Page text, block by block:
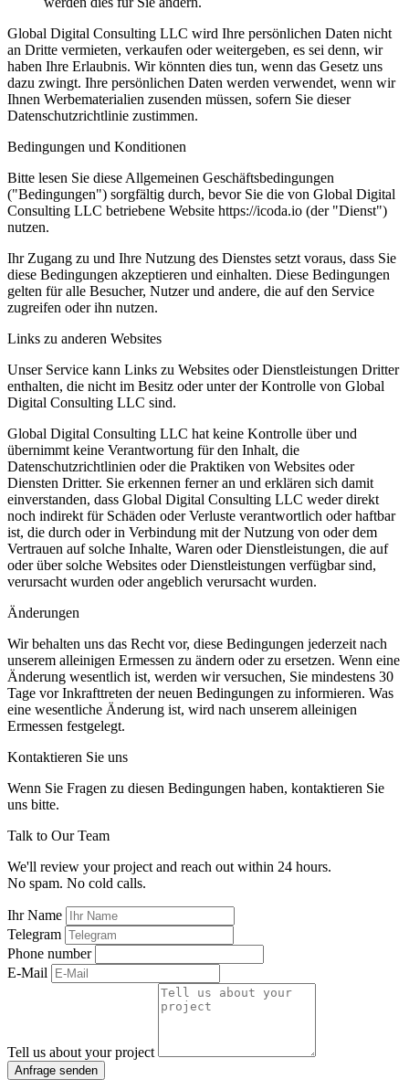
Global Digital Consulting LLC wird Ihre persönlichen Daten nicht
an Dritte vermieten, verkaufen oder weitergeben, es sei denn, wir
haben Ihre Erlaubnis. Wir könnten dies tun, wenn das Gesetz uns
dazu zwingt. Ihre persönlichen Daten werden verwendet, wenn wir
Ihnen Werbematerialien zusenden müssen, sofern Sie dieser
Datenschutzrichtlinie zustimmen.
Bedingungen und Konditionen
Bitte lesen Sie diese Allgemeinen Geschäftsbedingungen
("Bedingungen") sorgfältig durch, bevor Sie die von Global Digital
Consulting LLC betriebene Website https://icoda.io (der "Dienst")
nutzen.
Ihr Zugang zu und Ihre Nutzung des Dienstes setzt voraus, dass Sie
diese Bedingungen akzeptieren und einhalten. Diese Bedingungen
gelten für alle Besucher, Nutzer und andere, die auf den Service
zugreifen oder ihn nutzen.
Links zu anderen Websites
Unser Service kann Links zu Websites oder Dienstleistungen Dritter
enthalten, die nicht im Besitz oder unter der Kontrolle von Global
Digital Consulting LLC sind.
Global Digital Consulting LLC hat keine Kontrolle über und
übernimmt keine Verantwortung für den Inhalt, die
Datenschutzrichtlinien oder die Praktiken von Websites oder
Diensten Dritter. Sie erkennen ferner an und erklären sich damit
einverstanden, dass Global Digital Consulting LLC weder direkt
noch indirekt für Schäden oder Verluste verantwortlich oder haftbar
ist, die durch oder in Verbindung mit der Nutzung von oder dem
Vertrauen auf solche Inhalte, Waren oder Dienstleistungen, die auf
oder über solche Websites oder Dienstleistungen verfügbar sind,
verursacht wurden oder angeblich verursacht wurden.
Änderungen
Wir behalten uns das Recht vor, diese Bedingungen jederzeit nach
unserem alleinigen Ermessen zu ändern oder zu ersetzen. Wenn eine
Änderung wesentlich ist, werden wir versuchen, Sie mindestens 30
Tage vor Inkrafttreten der neuen Bedingungen zu informieren. Was
eine wesentliche Änderung ist, wird nach unserem alleinigen
Ermessen festgelegt.
Kontaktieren Sie uns
Wenn Sie Fragen zu diesen Bedingungen haben, kontaktieren Sie
uns bitte.
Talk to Our Team
We'll review your project and reach out within 24 hours.
No spam. No cold calls.
Ihr Name
Telegram
Phone number
E-Mail
Tell us about your project
Anfrage senden